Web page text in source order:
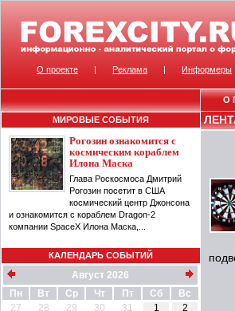
МИРОВЫЕ СОБЫТИЯ
Рогозин ознакомится с
космическим кораблем
Илона Маска
Глава Роскосмоса Дмитрий
Рогозин посетит в США
космический центр Джонсона
и ознакомится с кораблем Dragon-2
компании SpaceX Илона Маска,...
КАЛЕНДАРЬ СОБЫТИЙ
Август 2026
Пн
Вт Ср Чт Пт Сб
Вс
27
28 29 30 31 1
2
О проекте | Реклама | Информеры
О